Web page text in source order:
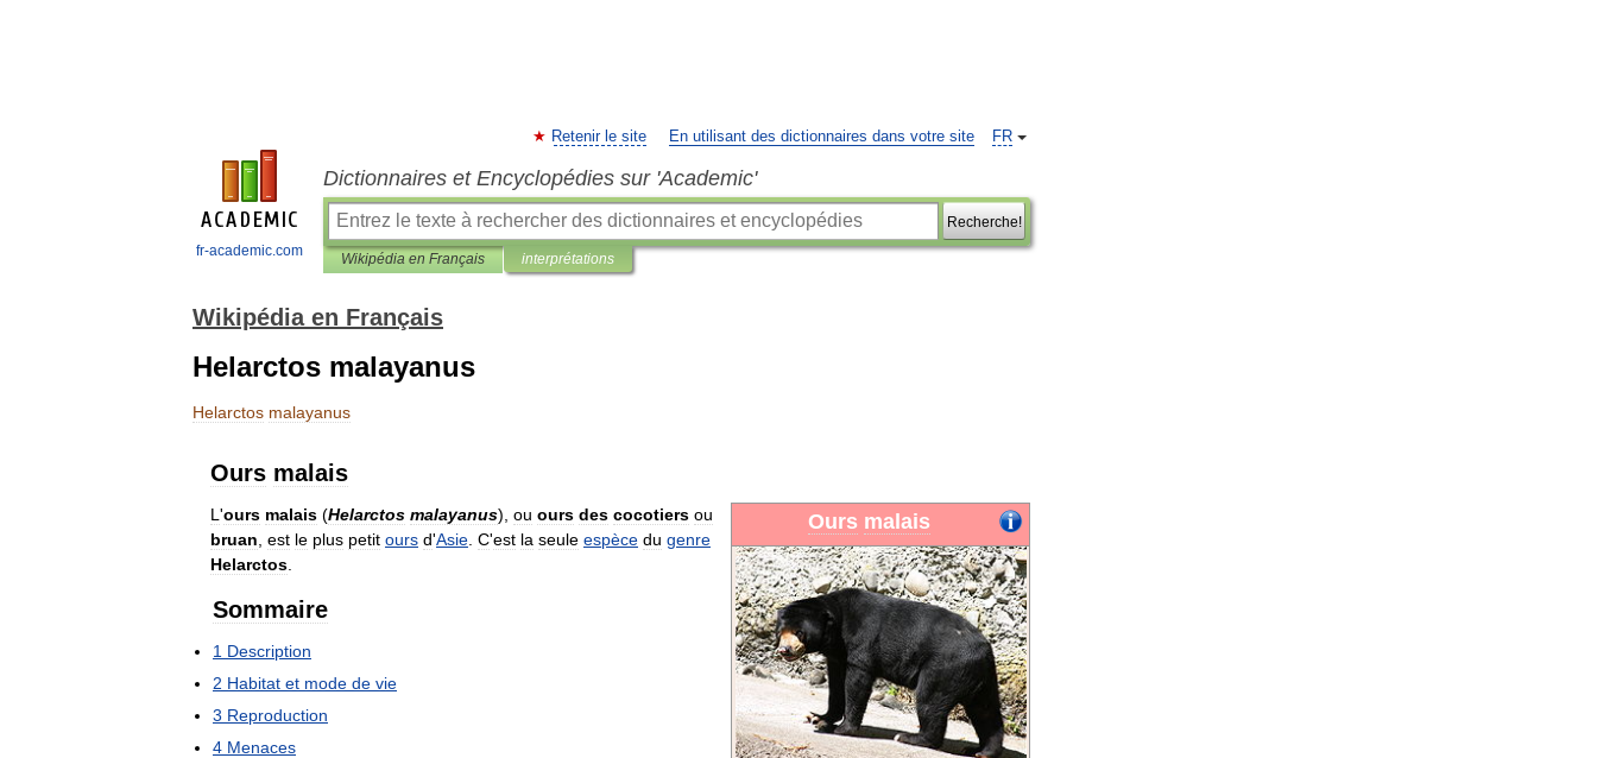
fr-academic.com
FR
Retenir le site En utilisant des dictionnaires dans votre site
Dictionnaires et Encyclopédies sur 'Academic'
Recherche!
Wikipédia en Français interprétations
Wikipédia en Français
Helarctos malayanus
Helarctos malayanus
Ours malais
Ours malais
L 'ours malais (Helarctos malayanus), ou ours des cocotiers ou
bruan est le plus petit ours d'Asie C'est la seule espèce du genre
Helarctos
Sommaire
1 Description
2 Habitat et mode de vie
3 Reproduction
4 Menaces